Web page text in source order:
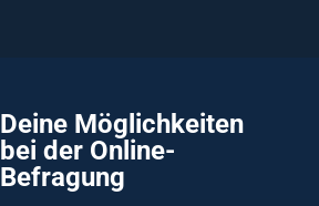
Deine Möglichkeiten
bei der Online-
Befragung